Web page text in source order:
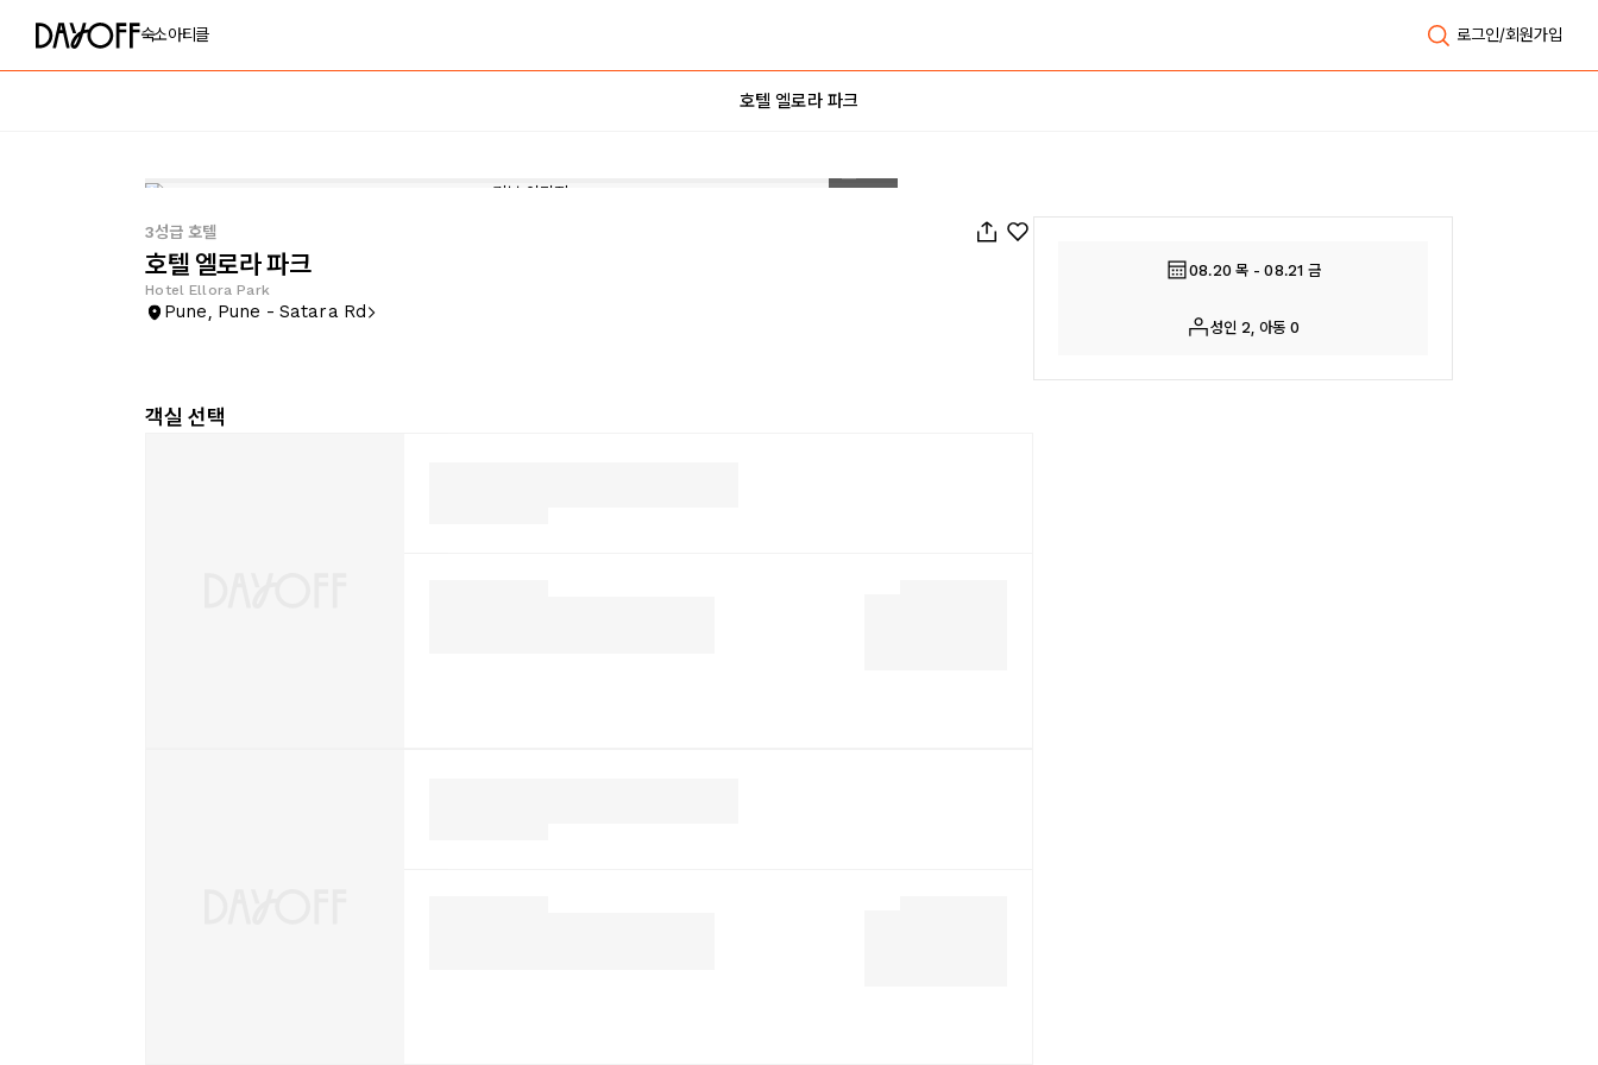
숙소아티클 로그인/회원가입
호텔 엘로라 파크
3성급 호텔
호텔 엘로라 파크
Hotel Ellora Park
Pune, Pune - Satara Rd
객실 선택
08.20 목 - 08.21 금
성인 2, 아동 0